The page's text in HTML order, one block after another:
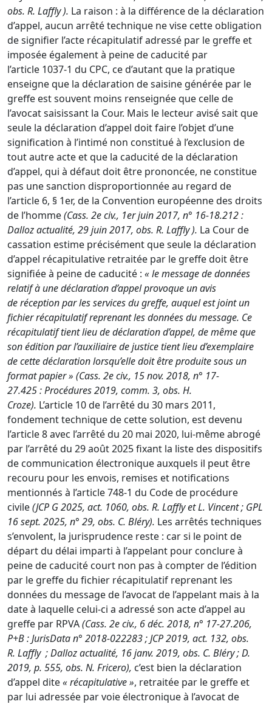
obs. R. Laffly). La raison : à la différence de la déclaration
d’appel, aucun arrêté technique ne vise cette obligation
de signifier l’acte récapitulatif adressé par le greffe et
imposée également à peine de caducité par
l’article 1037-1 du CPC, ce d’autant que la pratique
enseigne que la déclaration de saisine générée par le
greffe est souvent moins renseignée que celle de
l’avocat saisissant la Cour. Mais le lecteur avisé sait que
seule la déclaration d’appel doit faire l’objet d’une
signification à l’intimé non constitué à l’exclusion de
tout autre acte et que la caducité de la déclaration
d’appel, qui à défaut doit être prononcée, ne constitue
pas une sanction disproportionnée au regard de
l’article 6, § 1er, de la Convention européenne des droits
de l’homme(Cass. 2e civ., 1er juin 2017, n° 16-18.212:
Dalloz actualité, 29 juin 2017, obs. R. Laffly). La Cour de
cassation estime précisément que seule la déclaration
d’appel récapitulative retraitée par le greffe doit être
signifiée à peine de caducité : « le message de données
relatif à une déclaration d’appel provoque un avis
deréception par les services du greffe, auquel est joint un
fichier récapitulatif reprenant les donnéesdu message. Ce
récapitulatif tient lieu de déclaration d’appel, de même que
son édition par l’auxiliaire de justice tient lieu d’exemplaire
de cette déclaration lorsqu’elle doit être produite sous un
format papier » (Cass. 2e civ., 15 nov. 2018, n° 17-
27.425:Procédures 2019, comm. 3, obs. H.
Croze). L’article 10 de l’arrêté du 30 mars 2011,
fondement technique de cette solution, est devenu
l’article 8 avec l’arrêté du 20 mai 2020, lui-même abrogé
par l’arrêté du 29 août 2025fixant la liste des dispositifs
de communication électronique auxquels il peut être
recouru pour les envois, remises et notifications
mentionnés à l’article 748-1 du Code de procédure
civile(JCP G2025, act. 1060, obs. R. Lafflyet L. Vincent ; GPL
16 sept. 2025, n° 29, obs. C. Bléry). Les arrêtés techniques
s’envolent, la jurisprudence reste : car si le point de
départ du délai imparti à l’appelant pour conclure à
peine de caducité court non pas à compter de l’édition
par le greffe du fichier récapitulatif reprenant les
données du message de l’avocat de l’appelant mais à la
date à laquelle celui-ci a adressé son acte d’appel au
greffe par RPVA(Cass. 2e civ., 6 déc. 2018, n° 17-27.206,
P+B:JurisData n° 2018-022283;JCP 2019, act. 132, obs.
R. Laffly; Dalloz actualité, 16 janv. 2019, obs. C. Bléry ; D.
2019, p. 555, obs. N. Fricero), c’est bien la déclaration
d’appel dite« récapitulative », retraitée par le greffe et
par lui adressée par voie électronique à l’avocat de